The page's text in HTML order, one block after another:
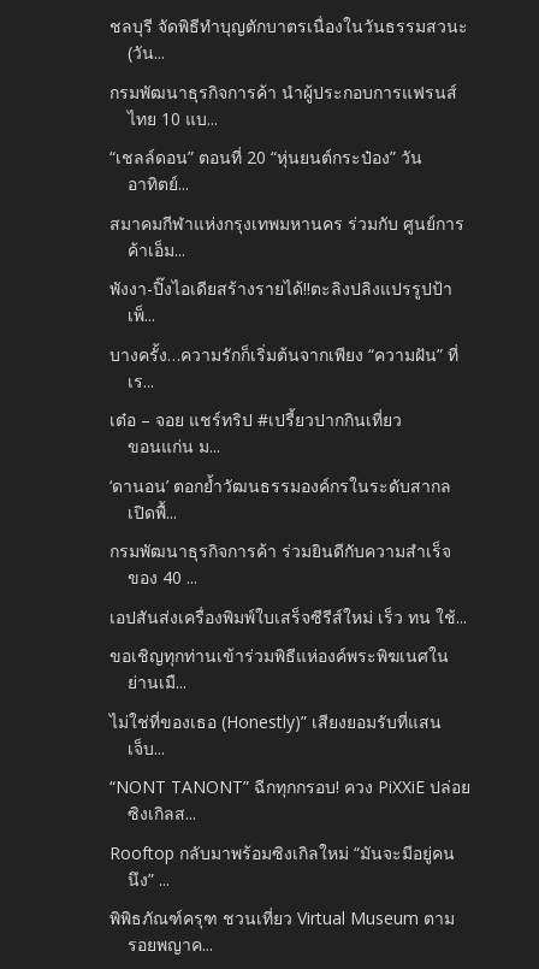
ชลบุรี จัดพิธีทำบุญตักบาตรเนื่องในวันธรรมสวนะ
(วัน...
กรมพัฒนาธุรกิจการค้า นำผู้ประกอบการแฟรนส์
ไทย 10 แบ...
“เชลล์ดอน” ตอนที่ 20 “หุ่นยนต์กระป๋อง” วัน
อาทิตย์...
สมาคมกีฬาแห่งกรุงเทพมหานคร ร่วมกับ ศูนย์การ
ค้าเอ็ม...
พังงา-ปิ๊งไอเดียสร้างรายได้!!ตะลิงปลิงแปรรูปป้า
เพ็...
บางครั้ง…ความรักก็เริ่มต้นจากเพียง “ความฝัน” ที่
เร...
เต๋อ – จอย แชร์ทริป #เปรี้ยวปากกินเที่ยว
ขอนแก่น ม...
‘ดานอน’ ตอกย้ำวัฒนธรรมองค์กรในระดับสากล
เปิดพื้...
กรมพัฒนาธุรกิจการค้า ร่วมยินดีกับความสำเร็จ
ของ 40 ...
เอปสันส่งเครื่องพิมพ์ใบเสร็จซีรีส์ใหม่ เร็ว ทน ใช้...
ขอเชิญทุกท่านเข้าร่วมพิธีแห่องค์พระพิฆเนศใน
ย่านเมื...
ไม่ใช่ที่ของเธอ (Honestly)” เสียงยอมรับที่แสน
เจ็บ...
“NONT TANONT” ฉีกทุกกรอบ! ควง PiXXiE ปล่อย
ซิงเกิลส...
Rooftop กลับมาพร้อมซิงเกิลใหม่ “มันจะมีอยู่คน
นึง” ...
พิพิธภัณฑ์ครุฑ ชวนเที่ยว Virtual Museum ตาม
รอยพญาค...